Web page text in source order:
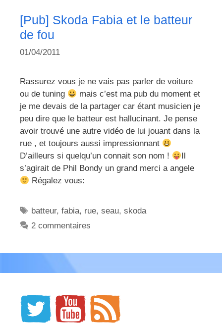
[Pub] Skoda Fabia et le batteur
de fou
01/04/2011
Rassurez vous je ne vais pas parler de voiture
ou de tuning
mais c’est ma pub du moment et
je me devais de la partager car étant musicien je
peu dire que le batteur est hallucinant. Je pense
avoir trouvé une autre vidéo de lui jouant dans la
rue , et toujours aussi impressionnant
D’ailleurs si quelqu’un connait son nom !
s’agirait de Phil Bondy un grand merci a angele
Régalez vous:
Étiquettes
batteur,fabia, rue,seau,skoda
2 commentaires